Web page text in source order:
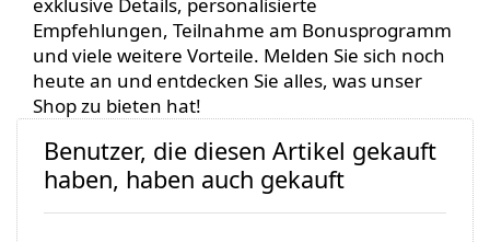
exklusive Details, personalisierte
Empfehlungen, Teilnahme am Bonusprogramm
und viele weitere Vorteile. Melden Sie sich noch
heute an und entdecken Sie alles, was unser
Shop zu bieten hat!
Benutzer, die diesen Artikel gekauft
haben, haben auch gekauft